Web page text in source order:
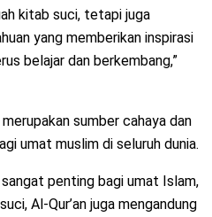
kitab suci, tetapi juga
yang memberikan inspirasi
belajar dan berkembang,”
sumber cahaya dan
umat muslim di seluruh dunia.
penting bagi umat Islam,
Al-Qur’an juga mengandung